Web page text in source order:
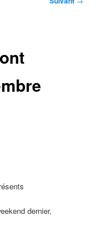
dernier,